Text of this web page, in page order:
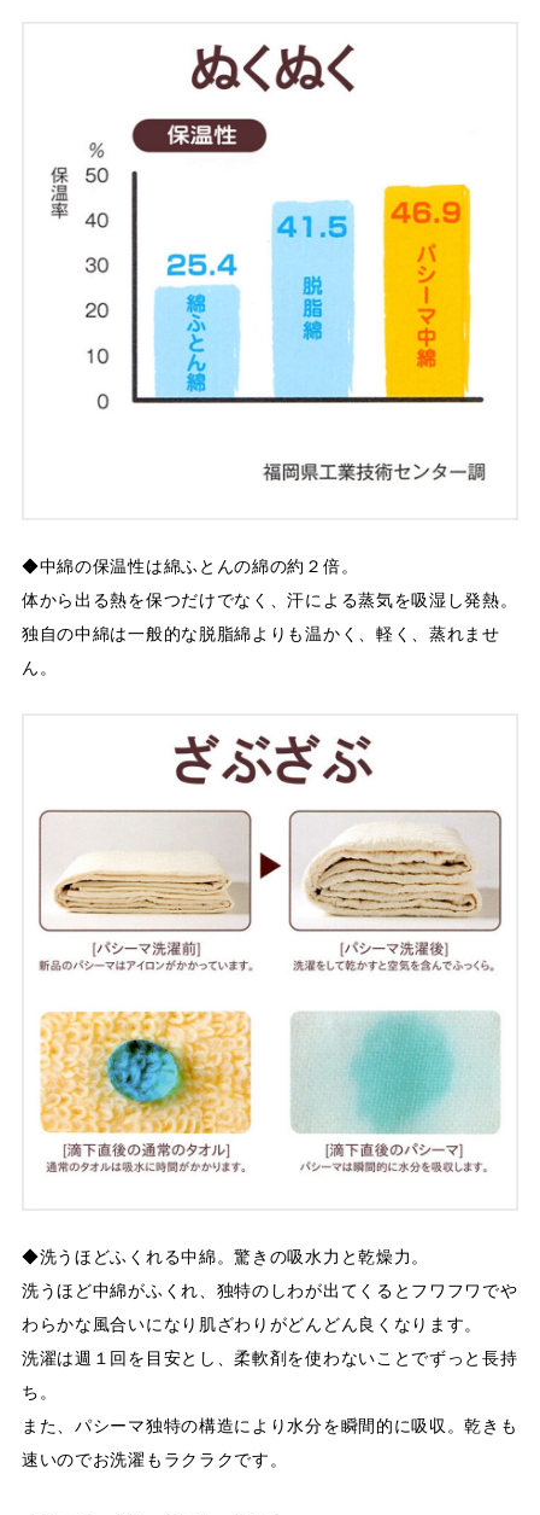
◆中綿の保温性は綿ふとんの綿の約２倍。
体から出る熱を保つだけでなく、汗による蒸気を吸湿し発熱。
独自の中綿は一般的な脱脂綿よりも温かく、軽く、蒸れませ
ん。
◆洗うほどふくれる中綿。驚きの吸水力と乾燥力。
洗うほど中綿がふくれ、独特のしわが出てくるとフワフワでや
わらかな風合いになり肌ざわりがどんどん良くなります。
洗濯は週１回を目安とし、柔軟剤を使わないことでずっと長持
ち。
また、パシーマ独特の構造により水分を瞬間的に吸収。乾きも
速いのでお洗濯もラクラクです。